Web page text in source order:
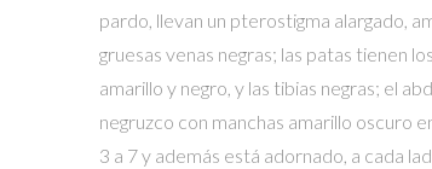
pardo, llevan un pterostigma alargado,
gruesas venas negras; las patas tienen
amarillo y negro, y las tibias negras; el
negruzco con manchas amarillo oscuro
3 a 7 y además está adornado, a cada